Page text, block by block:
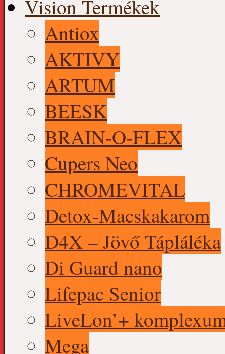
Vision Termékek
Antiox
AKTIVY
ARTUM
BEESK
BRAIN-O-FLEX
Cupers Neo
CHROMEVITAL
Detox-Macskakarom
D4X – Jövő Tápláléka
Di Guard nano
Lifepac Senior
LiveLon’+
Mega